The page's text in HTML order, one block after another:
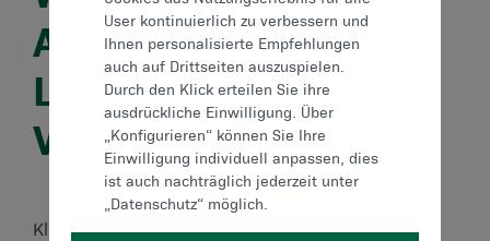
AUSBILDUNG FÜR DIE
LANDWIRTSCHAFT
VON MORGEN
Klubobmann LAbg. Lukas Schnitzer besuchte die
User kontinuierlich zu verbessern und
Ihnen personalisierte Empfehlungen
auch auf Drittseiten auszuspielen.
Durch den Klick erteilen Sie ihre
ausdrückliche Einwilligung. Über
„Konfigurieren“ können Sie Ihre
Einwilligung individuell anpassen, dies
ist auch nachträglich jederzeit unter
„Datenschutz“ möglich.